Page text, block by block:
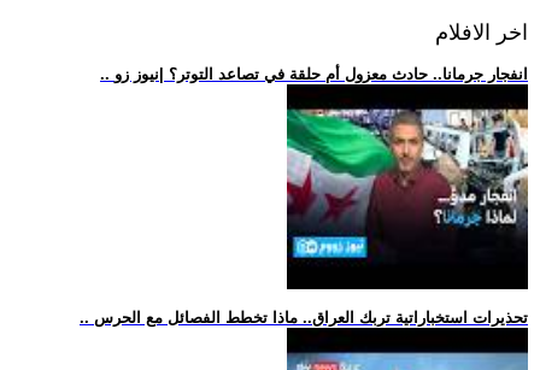
اخر الافلام
.. انفجار جرمانا.. حادث معزول أم حلقة في تصاعد التوتر؟ |نيوز زو
.. تحذيرات استخباراتية تربك العراق.. ماذا تخطط الفصائل مع الحرس